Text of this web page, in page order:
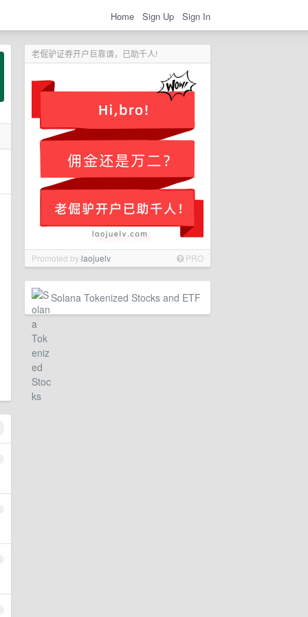
Home Sign Up Sign In
老倔驴证券开户巨靠谱，已助千人!
Promoted bylaojuelv PRO
Solana Tokenized Stocks and ETF